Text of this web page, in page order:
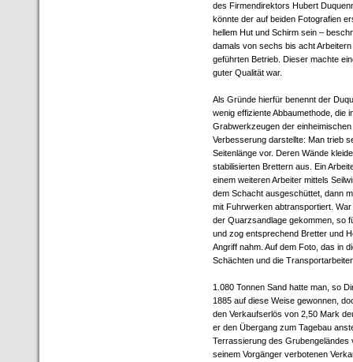
des Firmendirektors Hubert
könnte der auf beiden Fotografien
hellem Hut und Schirm sein –
damals von sechs bis acht
geführten Betrieb. Dieser machte
guter Qualität war.
Als Gründe hierfür benennt der
wenig effiziente Abbaumethode, die
Grabwerkzeugen der
Verbesserung darstellte: Man trieb
Seitenlänge vor. Deren Wände
stabilisierten Brettern aus. Ein
einem weiteren Arbeiter mittels
dem Schacht ausgeschüttet, dann
mit Fuhrwerken abtransportiert.
der Quarzsandlage gekommen, so
und zog entsprechend Bretter und
Angriff nahm. Auf dem Foto, das in
Schächten und die
1.080 Tonnen Sand hatte man, so
1885 auf diese Weise gewonnen,
den Verkaufserlös von 2,50 Mark
er den Übergang zum Tagebau
Terrassierung des Grubengeländes
seinem Vorgänger verbotenen